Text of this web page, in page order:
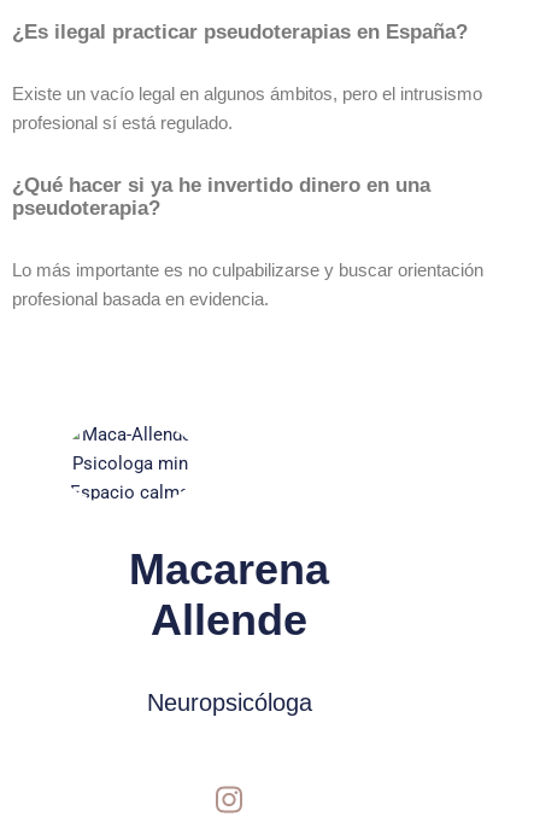
¿Es ilegal practicar pseudoterapias en España?
Existe un vacío legal en algunos ámbitos, pero el intrusismo
profesional sí está regulado.
¿Qué hacer si ya he invertido dinero en una
pseudoterapia?
Lo más importante es no culpabilizarse y buscar orientación
profesional basada en evidencia.
Macarena
Allende
Neuropsicóloga